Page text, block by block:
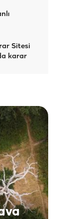
Sitesi
karar